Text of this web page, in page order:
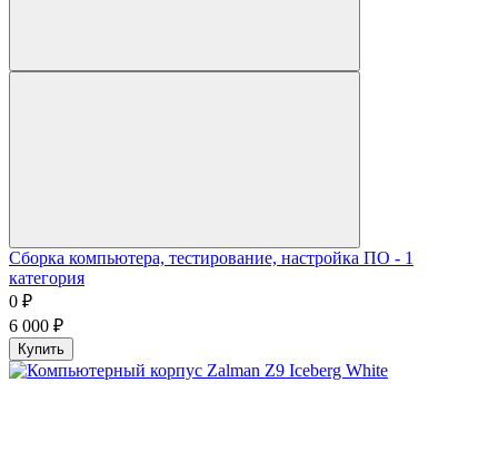
Сборка компьютера, тестирование, настройка ПО - 1
категория
0 ₽
6 000 ₽
Купить